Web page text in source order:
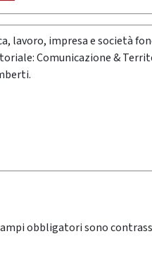
lavoro, impresa e società
Comunicazione &
obbligatori sono